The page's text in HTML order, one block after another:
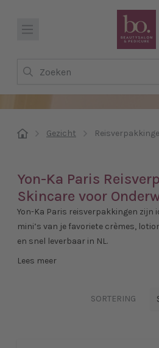
Zoeken
Gezicht
Yon-Ka Paris
Skincare voor
Yon-Ka Paris reisverpakkingen zijn
mini’s van je favoriete crèmes,
en snel leverbaar in NL.
Lees meer
SORTERING